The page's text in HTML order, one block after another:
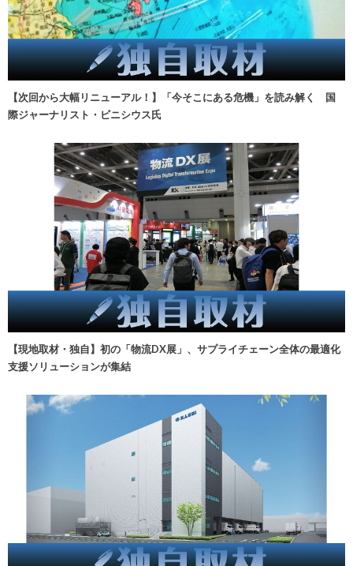
【次回から大幅リニューアル！】「今そこにある危機」を読み解く 国
際ジャーナリスト・ビニシウス氏
【現地取材・独自】初の「物流DX展」、サプライチェーン全体の最適化
支援ソリューションが集結